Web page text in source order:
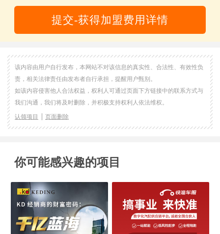
提交-获得加盟费用详情
该内容由用户自行发布，本网站不对该信息的真实性、合法性、有效性负
责，相关法律责任由发布者自行承担，提醒用户甄别。
如该内容侵害他人合法权益，权利人可通过页面下方链接中的联系方式与
我们沟通，我们将及时删除，并积极支持权利人依法维权。
认领项目 页面删除
你可能感兴趣的项目